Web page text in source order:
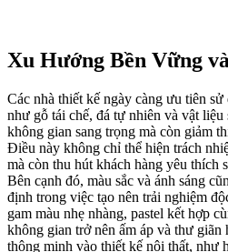
Xu Hướng Bền Vững
Các nhà thiết kế ngày càng ưu tiên
như gỗ tái chế, đá tự nhiên và vật
không gian sang trọng mà còn giảm
Điều này không chỉ thể hiện trách
mà còn thu hút khách hàng yêu thích
Bên cạnh đó, màu sắc và ánh sáng
định trong việc tạo nên trải nghiệm
gam màu nhẹ nhàng, pastel kết hợp
không gian trở nên ấm áp và thư
thông minh vào thiết kế nội thất, như